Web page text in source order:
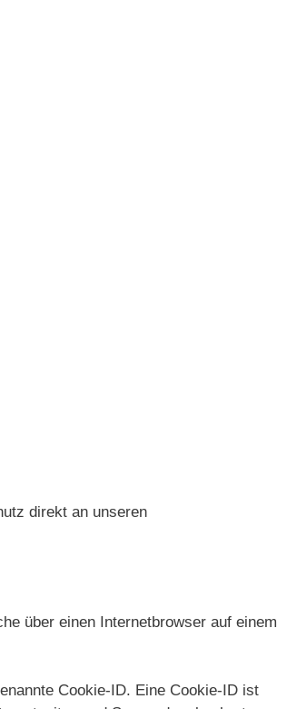
direkt an unseren
über einen Internetbrowser auf einem
Cookie-ID. Eine Cookie-ID ist